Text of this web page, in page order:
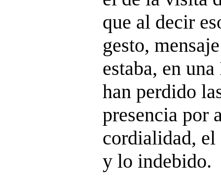
que al decir
gesto,
estaba, en
han perdido
presencia por
cordialidad, el
y lo indebido.